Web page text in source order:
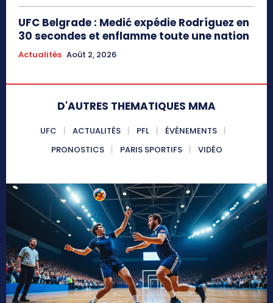
UFC Belgrade : Medić expédie Rodríguez en
30 secondes et enflamme toute une nation
Actualités Août 2, 2026
D'AUTRES THEMATIQUES MMA
UFC ACTUALITÉS PFL
ÉVÉNEMENTS
PRONOSTICS
PARIS SPORTIFS VIDÉO